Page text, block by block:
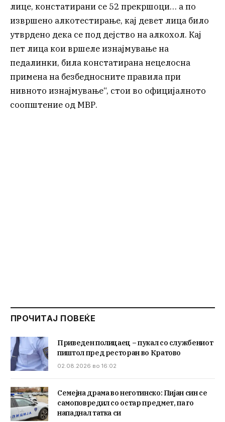
лице, констатирани се 52 прекршоци… а по
извршено алкотестирање, кај девет лица било
утврдено дека се под дејство на алкохол. Кај
пет лица кои вршеле изнајмување на
педалинки, била констатирана нецелосна
примена на безбедносните правила при
нивното изнајмување“, стои во официјалното
соопштение од МВР.
ПРОЧИТАЈ ПОВЕЌЕ
Приведен полицаец – пукал со службениот
пиштол пред ресторан во Кратово
02.08.2026 во 16:02
Семејна драма во неготинско: Пијан син се
самоповредил со остар предмет, па го
нападнал татка си